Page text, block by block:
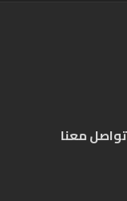
تواصل معنا